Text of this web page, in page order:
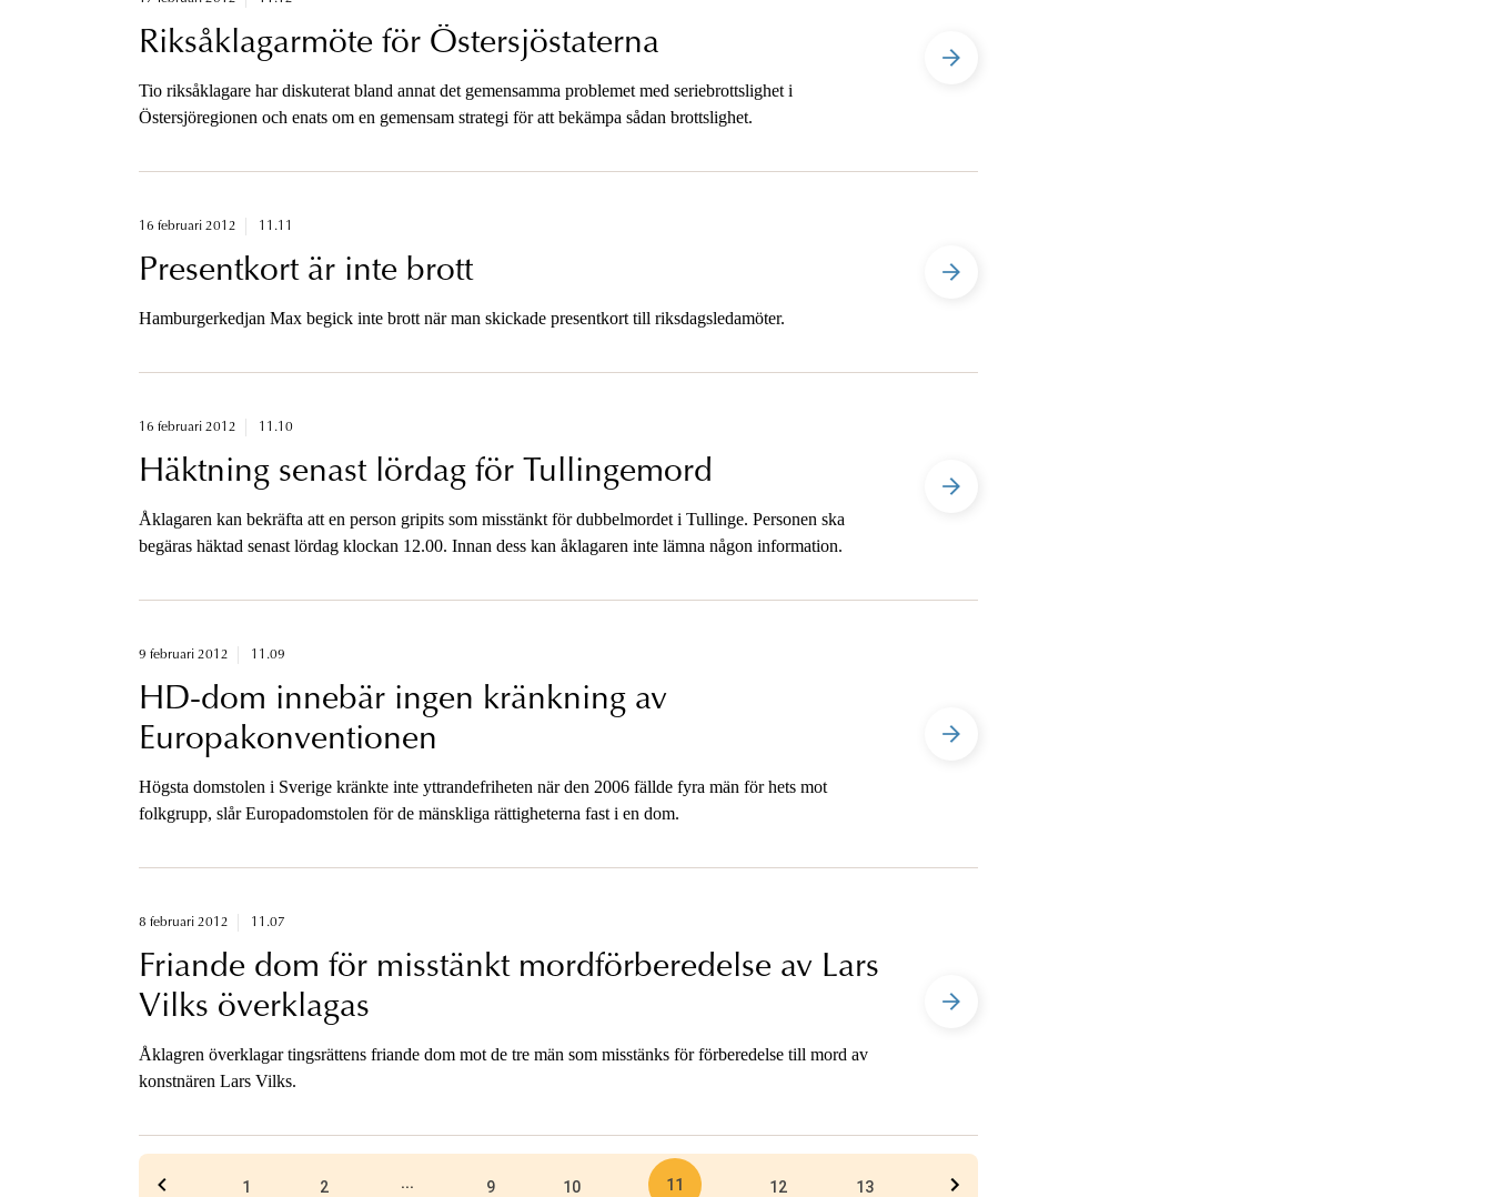
Riksåklagarmöte för Östersjöstaterna
Tio riksåklagare har diskuterat bland annat det gemensamma problemet med seriebrottslighet i
Östersjöregionen och enats om en gemensam strategi för att bekämpa sådan brottslighet.
16 februari 2012 11.11
Presentkort är inte brott
Hamburgerkedjan Max begick inte brott när man skickade presentkort till riksdagsledamöter.
16 februari 2012 11.10
Häktning senast lördag för Tullingemord
Åklagaren kan bekräfta att en person gripits som misstänkt för dubbelmordet i Tullinge. Personen ska
begäras häktad senast lördag klockan 12.00. Innan dess kan åklagaren inte lämna någon information.
9 februari 2012 11.09
HD-dom innebär ingen kränkning av
Europakonventionen
Högsta domstolen i Sverige kränkte inte yttrandefriheten när den 2006 fällde fyra män för hets mot
folkgrupp, slår Europadomstolen för de mänskliga rättigheterna fast i en dom.
8 februari 2012 11.07
Friande dom för misstänkt mordförberedelse av Lars
Vilks överklagas
Åklagren överklagar tingsrättens friande dom mot de tre män som misstänks för förberedelse till mord av
konstnären Lars Vilks.
1 2 ... 9 10 11 12 13